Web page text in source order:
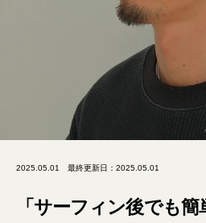
2025.05.01 最終更新日：2025.05.01
「サーフィン後でも